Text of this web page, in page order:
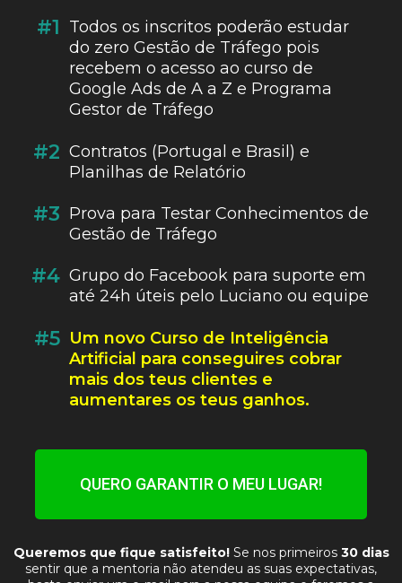
#1 Todos os inscritos poderão estudar
do zero Gestão de Tráfego pois
recebem o acesso ao curso de
Google Ads de A a Z e Programa
Gestor de Tráfego
#2 Contratos (Portugal e Brasil) e
Planilhas de Relatório
#3 Prova para Testar Conhecimentos de
Gestão de Tráfego
#4 Grupo do Facebook para suporte em
até 24h úteis pelo Luciano ou equipe
#5 Um novo Curso de Inteligência
Artificial para conseguires cobrar
mais dos teus clientes e
aumentares os teus ganhos.
QUERO GARANTIR O MEU LUGAR!
Queremos que fique satisfeito!Se nos primeiros 30 dias
sentir que a mentoria não atendeu as suas expectativas,